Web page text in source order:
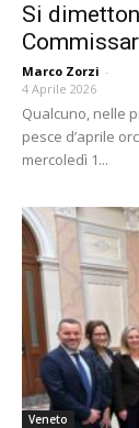
Si
Marco Zorzi -
4 Aprile 2026
Qualcuno, nelle
pesce d’aprile
mercoledì 1...
Veneto